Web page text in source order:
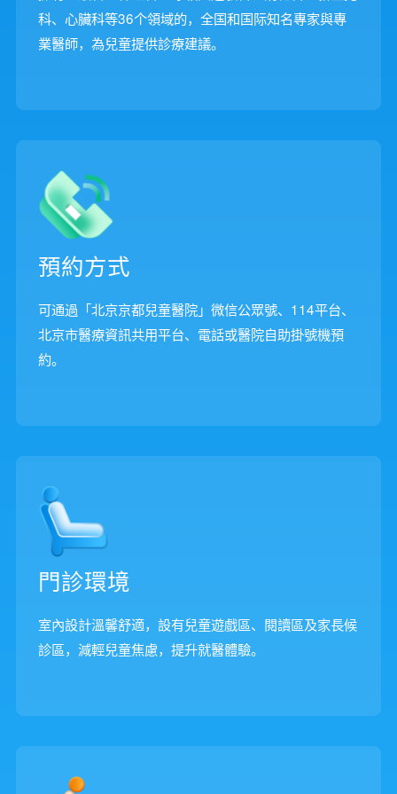
科、心臟科等36个領域的，全国和国际知名專家與專
業醫師，為兒童提供診療建議。
預約方式
可通過「北京京都兒童醫院」微信公眾號、114平台、
北京市醫療資訊共用平台、電話或醫院自助掛號機預
約。
門診環境
室內設計溫馨舒適，設有兒童遊戲區、閱讀區及家長候
診區，減輕兒童焦慮，提升就醫體驗。